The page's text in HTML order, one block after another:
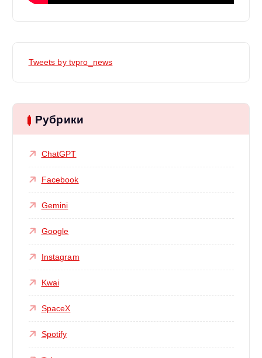
Tweets by tvpro_news
Рубрики
ChatGPT
Facebook
Gemini
Google
Instagram
Kwai
SpaceX
Spotify